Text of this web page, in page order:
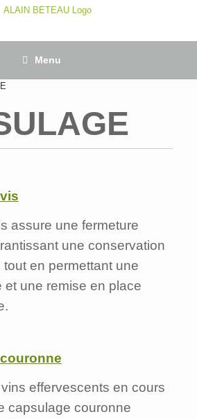
Menu
assure une fermeture
une conservation
en permettant une
et une remise en place
effervescents en cours
capsulage couronne